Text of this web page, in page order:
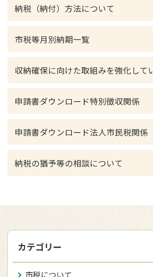
納税（納付）方法について
市税等月別納期一覧
収納確保に向けた取組みを強化して
申請書ダウンロード特別徴収関係
申請書ダウンロード法人市民税関係
納税の猶予等の相談について
カテゴリー
市税について